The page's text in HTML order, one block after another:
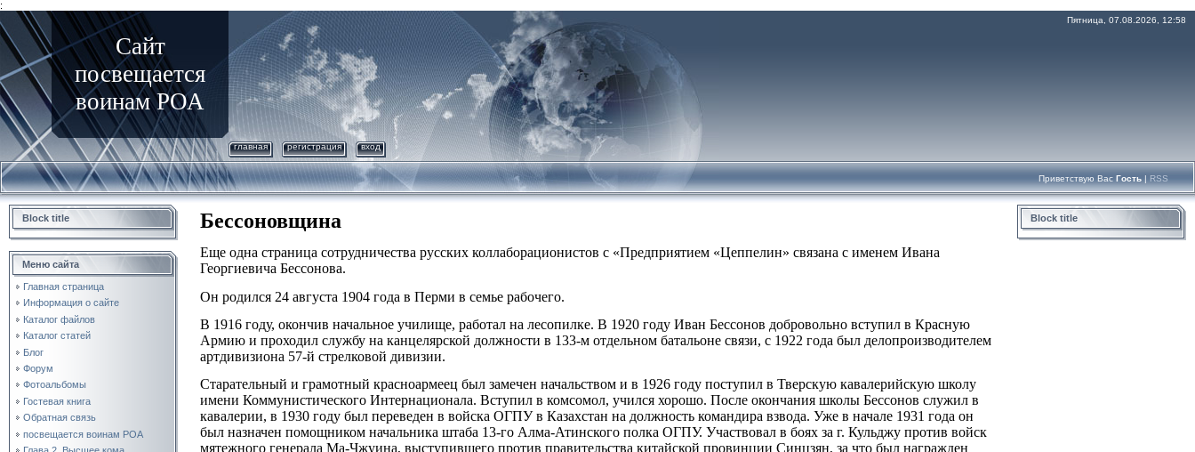
:
Сайт
посвещается
воинам РОА
Пятница, 07.08.2026, 12:58
главная регистрация вход
Приветствую Вас Гость | RSS
Block title
Меню сайта
Главная страница
Информация о сайте
Каталог файлов
Каталог статей
Блог
Форум
Фотоальбомы
Гостевая книга
Обратная связь
посвещается воинам РОА
Бессоновщина
Еще одна страница сотрудничества русских коллаборационистов с «Предприятием «Цеппелин» связана с именем Ивана
Георгиевича Бессонова.
Он родился 24 августа 1904 года в Перми в семье рабочего.
В 1916 году, окончив начальное училище, работал на лесопилке. В 1920 году Иван Бессонов добровольно вступил в Красную
Армию и проходил службу на канцелярской должности в 133-м отдельном батальоне связи, с 1922 года был делопроизводителем
артдивизиона 57-й стрелковой дивизии.
Старательный и грамотный красноармеец был замечен начальством и в 1926 году поступил в Тверскую кавалерийскую школу
имени Коммунистического Интернационала. Вступил в комсомол, учился хорошо. После окончания школы Бессонов служил в
кавалерии, в 1930 году был переведен в войска ОГПУ в Казахстан на должность командира взвода. Уже в начале 1931 года он
был назначен помощником начальника штаба 13-го Алма-Атинского полка ОГПУ. Участвовал в боях за г. Кульджу против войск
мятежного генерала Ма-Чжуина, выступившего против правительства китайской провинции Синцзян, за что был награжден
Block title